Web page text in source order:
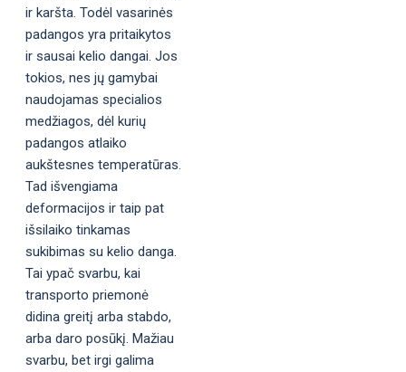
ir karšta. Todėl vasarinės
padangos yra pritaikytos
ir sausai kelio dangai. Jos
tokios, nes jų gamybai
naudojamas specialios
medžiagos, dėl kurių
padangos atlaiko
aukštesnes temperatūras.
Tad išvengiama
deformacijos ir taip pat
išsilaiko tinkamas
sukibimas su kelio danga.
Tai ypač svarbu, kai
transporto priemonė
didina greitį arba stabdo,
arba daro posūkį. Mažiau
svarbu, bet irgi galima